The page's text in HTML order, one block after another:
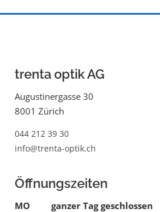
trenta optik AG
Augustinergasse 30
8001 Zürich
044 212 39 30
info@trenta-optik.ch
Öffnungszeiten
MO ganzer Tag geschlossen